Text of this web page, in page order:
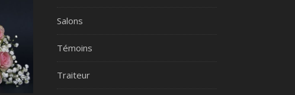
Salons
Témoins
Traiteur